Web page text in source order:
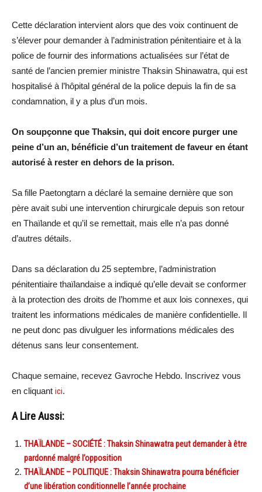
Cette déclaration intervient alors que des voix continuent de
s’élever pour demander à l’administration pénitentiaire et à la
police de fournir des informations actualisées sur l’état de
santé de l’ancien premier ministre Thaksin Shinawatra, qui est
hospitalisé à l’hôpital général de la police depuis la fin de sa
condamnation, il y a plus d’un mois.
On soupçonne que Thaksin, qui doit encore purger une
peine d’un an, bénéficie d’un traitement de faveur en étant
autorisé à rester en dehors de la prison.
Sa fille Paetongtarn a déclaré la semaine dernière que son
père avait subi une intervention chirurgicale depuis son retour
en Thaïlande et qu’il se remettait, mais elle n’a pas donné
d’autres détails.
Dans sa déclaration du 25 septembre, l’administration
pénitentiaire thaïlandaise a indiqué qu’elle devait se conformer
à la protection des droits de l’homme et aux lois connexes, qui
traitent les informations médicales de manière confidentielle. Il
ne peut donc pas divulguer les informations médicales des
détenus sans leur consentement.
Chaque semaine, recevez Gavroche Hebdo. Inscrivez vous
en cliquant ici.
A Lire Aussi:
THAÏLANDE – SOCIÉTÉ : Thaksin Shinawatra peut demander à être
pardonné malgré l’opposition
THAÏLANDE – POLITIQUE : Thaksin Shinawatra pourra bénéficier
d’une libération conditionnelle l’année prochaine